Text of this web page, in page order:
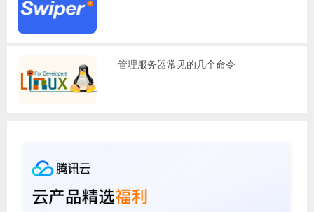
管理服务器常见的几个命令